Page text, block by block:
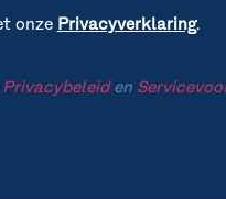
onze Privacyverklaring.
Privacybeleiden